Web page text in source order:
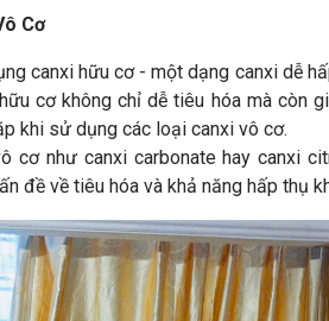
Cơ
canxi hữu cơ - một dạng canxi dễ
cơ không chỉ dễ tiêu hóa mà còn
khi sử dụng các loại canxi vô cơ.
cơ như canxi carbonate hay canxi
đề về tiêu hóa và khả năng hấp thụ